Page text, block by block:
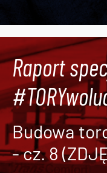
Raport
Budowa
- cz. 8